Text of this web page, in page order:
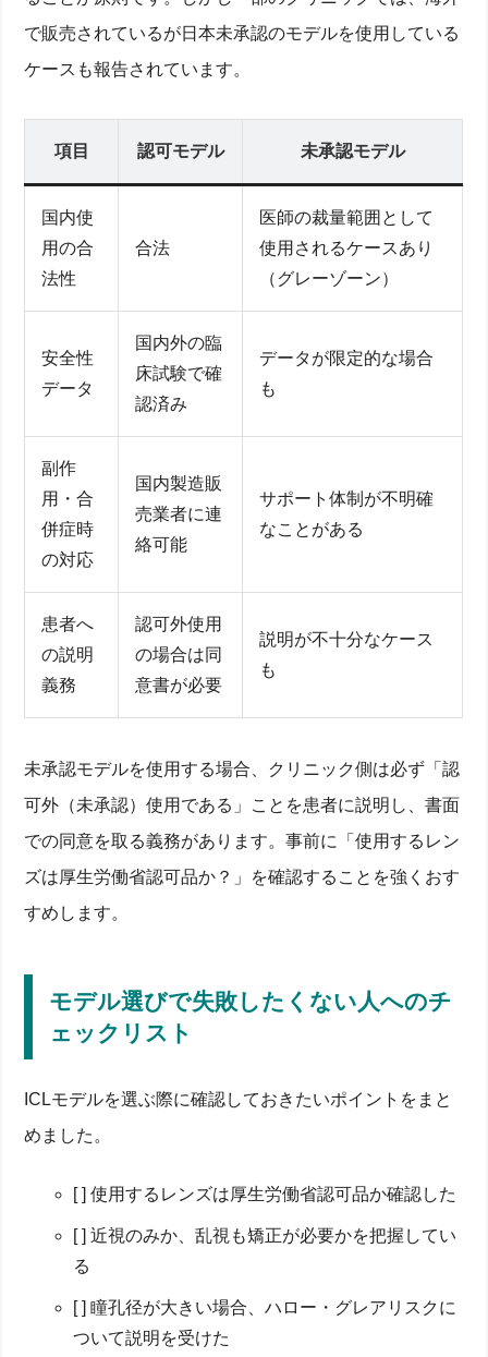
で販売されているが日本未承認のモデルを使用している
ケースも報告されています。
項目 認可モデル 未承認モデル
国内使
用の合
法性
合法
医師の裁量範囲として
使用されるケースあり
（グレーゾーン）
安全性
データ
国内外の臨
床試験で確
認済み
データが限定的な場合
も
副作
用・合
併症時
の対応
国内製造販
売業者に連
絡可能
サポート体制が不明確
なことがある
患者へ
の説明
義務
認可外使用
の場合は同
意書が必要
説明が不十分なケース
も
未承認モデルを使用する場合、クリニック側は必ず「認
可外（未承認）使用である」ことを患者に説明し、書面
での同意を取る義務があります。事前に「使用するレン
ズは厚生労働省認可品か？」を確認することを強くおす
すめします。
モデル選びで失敗したくない人へのチ
ェックリスト
ICLモデルを選ぶ際に確認しておきたいポイントをまと
めました。
[ ] 使用するレンズは厚生労働省認可品か確認した
[ ] 近視のみか、乱視も矯正が必要かを把握してい
る
[ ] 瞳孔径が大きい場合、ハロー・グレアリスクに
ついて説明を受けた
視力維持コストをレーシック・コンタクトレンズと
比較
手術の流れと時間：術前検査から翌日検診までの全
術前検査・診察でわかる角膜厚と近視度数
点眼麻酔〜後房レンズ挿入手術の詳細と執刀医の役
割
当日〜翌日の回復経過と見え方チェック
術後1週間以降の検診スケジュールと回復方法
ICLモデル選び5STEP：医師と患者が納得する診療・
適応判断
度数・乱視・老眼を考慮したレンズ選定のコツ
コンタクトレンズ経験と角膜強度からみる適応判定
眼科・クリニック実績と院長執刀の安心材料
徒歩圏か？通院回数が未満か？予約前に確認すべき
経験値
芸能人＆アンバサダーのICL体験談を検証！怖い口コ
ミは本当か
有名人がICLを選んだメリットとリスク
術後数年の視力維持・見え方と費用回収
SNSで拡散した「怖い」失敗談の真偽
まとめ：ICLで後悔しないためのモデル比較と選び方
チェックリスト